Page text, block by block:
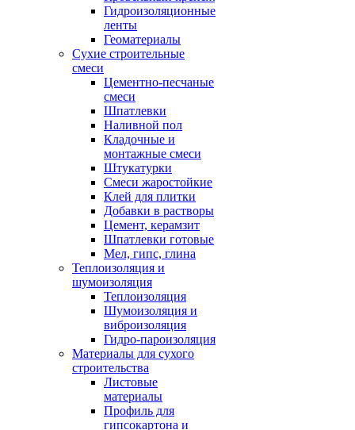
Гидроизоляционные
ленты
Геоматериалы
Сухие строительные
смеси
Цементно-песчаные
смеси
Шпатлевки
Наливной пол
Кладочные и
монтажные смеси
Штукатурки
Смеси жаростойкие
Клей для плитки
Добавки в растворы
Цемент, керамзит
Шпатлевки готовые
Мел, гипс, глина
Теплоизоляция и
шумоизоляция
Теплоизоляция
Шумоизоляция и
виброизоляция
Гидро-пароизоляция
Материалы для сухого
строительства
Листовые
материалы
Профиль для
гипсокартона и